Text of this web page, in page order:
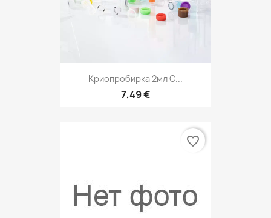
Криопробирка 2мл С...
7,49 €
favorite_border